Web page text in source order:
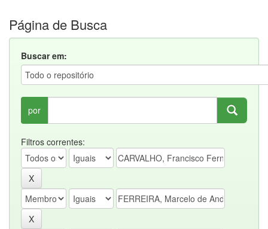
Página de Busca
Buscar em:
por
Filtros correntes: